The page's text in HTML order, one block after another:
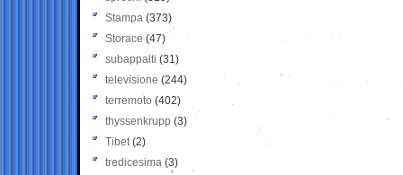
Stampa (373)
Storace (47)
subappalti (31)
televisione(244)
terremoto (402)
thyssenkrupp (3)
Tibet(2)
tredicesima (3)